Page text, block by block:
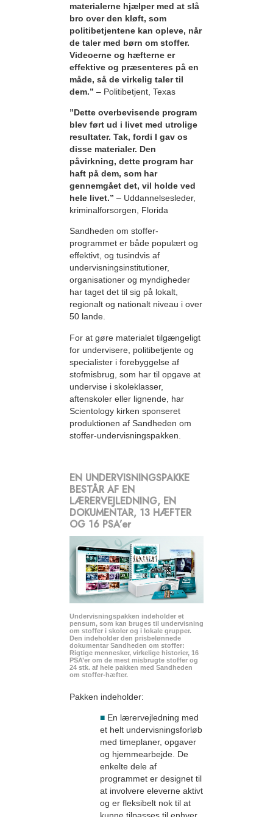
materialerne hjælper med at slå
bro over den kløft, som
politibetjentene kan opleve, når
de taler med børn om stoffer.
Videoerne og hæfterne er
effektive og præsenteres på en
måde, så de virkelig taler til
dem.” – Politibetjent, Texas
”Dette overbevisende program
blev ført ud i livet med utrolige
resultater. Tak, fordi I gav os
disse materialer. Den
påvirkning, dette program har
haft på dem, som har
gennemgået det, vil holde ved
hele livet.” – Uddannelsesleder,
kriminalforsorgen, Florida
Sandheden om stoffer-
programmet er både populært og
effektivt, og tusindvis af
undervisningsinstitutioner,
organisationer og myndigheder
har taget det til sig på lokalt,
regionalt og nationalt niveau i over
50 lande.
For at gøre materialet tilgængeligt
for undervisere, politibetjente og
specialister i forebyggelse af
stofmisbrug, som har til opgave at
undervise i skoleklasser,
aftenskoler eller lignende, har
Scientology kirken sponseret
produktionen af Sandheden om
stoffer-undervisningspakken.
EN UNDERVISNINGSPAKKE
BESTÅR AF EN
LÆRERVEJLEDNING, EN
DOKUMENTAR, 13 HÆFTER
OG 16 PSA’er
Undervisningspakken indeholder et
pensum, som kan bruges til undervisning
om stoffer i skoler og i lokale grupper.
Den indeholder den prisbelønnede
dokumentar Sandheden om stoffer:
Rigtige mennesker, virkelige historier, 16
PSA’er om de mest misbrugte stoffer og
24 stk. af hele pakken med Sandheden
om stoffer-hæfter.
Pakken indeholder:
■ En lærervejledning med
et helt undervisningsforløb
med timeplaner, opgaver
og hjemmearbejde. De
enkelte dele af
programmet er designet til
at involvere eleverne aktivt
og er fleksibelt nok til at